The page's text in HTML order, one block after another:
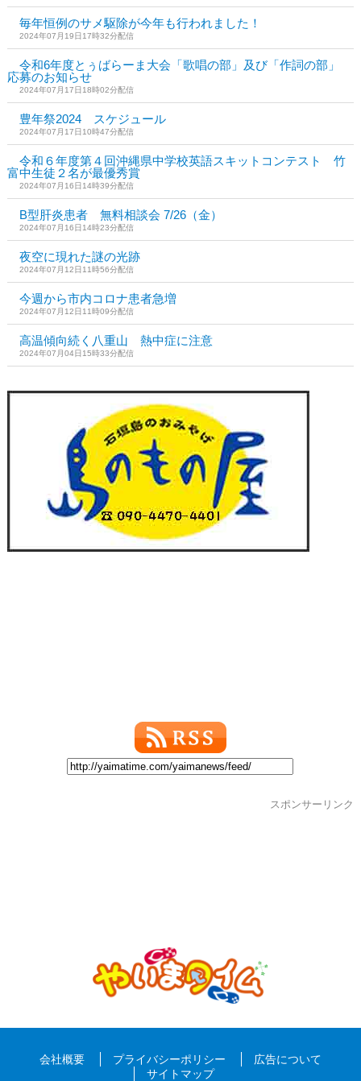
毎年恒例のサメ駆除が今年も行われました！
2024年07月19日17時32分配信
令和6年度とぅばらーま大会「歌唱の部」及び「作詞の部」
応募のお知らせ
2024年07月17日18時02分配信
豊年祭2024 スケジュール
2024年07月17日10時47分配信
令和６年度第４回沖縄県中学校英語スキットコンテスト 竹
富中生徒２名が最優秀賞
2024年07月16日14時39分配信
B型肝炎患者 無料相談会 7/26（金）
2024年07月16日14時23分配信
夜空に現れた謎の光跡
2024年07月12日11時56分配信
今週から市内コロナ患者急増
2024年07月12日11時09分配信
高温傾向続く八重山 熱中症に注意
2024年07月04日15時33分配信
スポンサーリンク
会社概要 プライバシーポリシー
広告について
サイトマップ